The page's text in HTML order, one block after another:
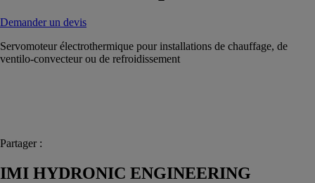
Demander un devis
Servomoteur électrothermique pour installations de chauffage, de
ventilo-convecteur ou de refroidissement
Partager :
IMI HYDRONIC ENGINEERING